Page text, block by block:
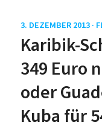
3. DEZEMBER 2013 ·
Karibik-
349 Euro
oder
Kuba für